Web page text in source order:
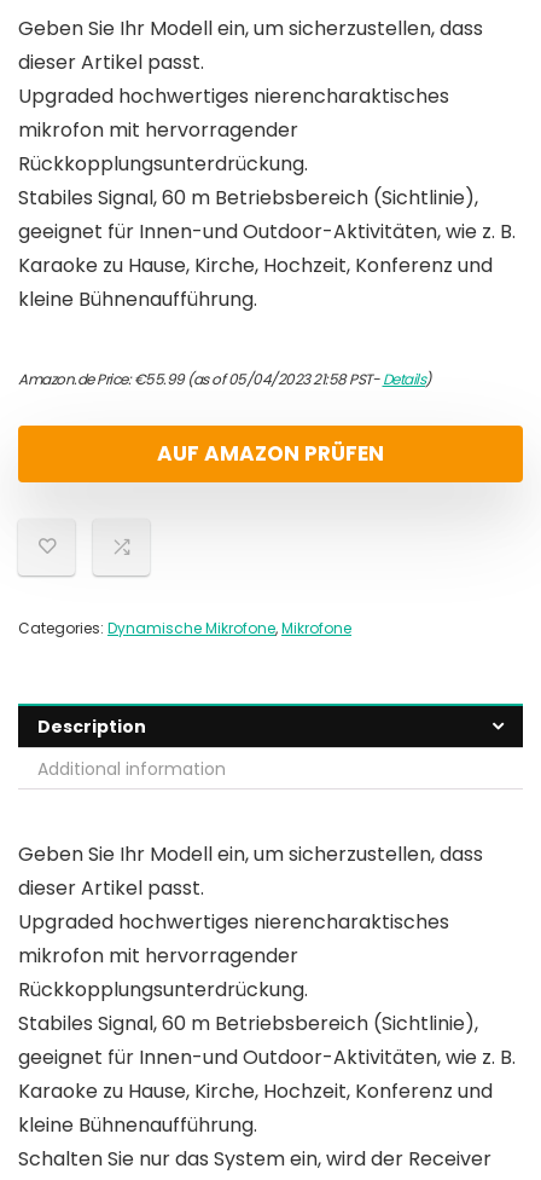
Geben Sie Ihr Modell ein, um sicherzustellen, dass
dieser Artikel passt.
Upgraded hochwertiges nierencharaktisches
mikrofon mit hervorragender
Rückkopplungsunterdrückung.
Stabiles Signal, 60 m Betriebsbereich (Sichtlinie),
geeignet für Innen-und Outdoor-Aktivitäten, wie z. B.
Karaoke zu Hause, Kirche, Hochzeit, Konferenz und
kleine Bühnenaufführung.
Amazon.de Price:€55.99(as of 05/04/2023 21:58 PST-Details)
AUF AMAZON PRÜFEN
Categories: Dynamische Mikrofone,Mikrofone
Description
Additional information
Geben Sie Ihr Modell ein, um sicherzustellen, dass
dieser Artikel passt.
Upgraded hochwertiges nierencharaktisches
mikrofon mit hervorragender
Rückkopplungsunterdrückung.
Stabiles Signal, 60 m Betriebsbereich (Sichtlinie),
geeignet für Innen-und Outdoor-Aktivitäten, wie z. B.
Karaoke zu Hause, Kirche, Hochzeit, Konferenz und
kleine Bühnenaufführung.
Schalten Sie nur das System ein, wird der Receiver